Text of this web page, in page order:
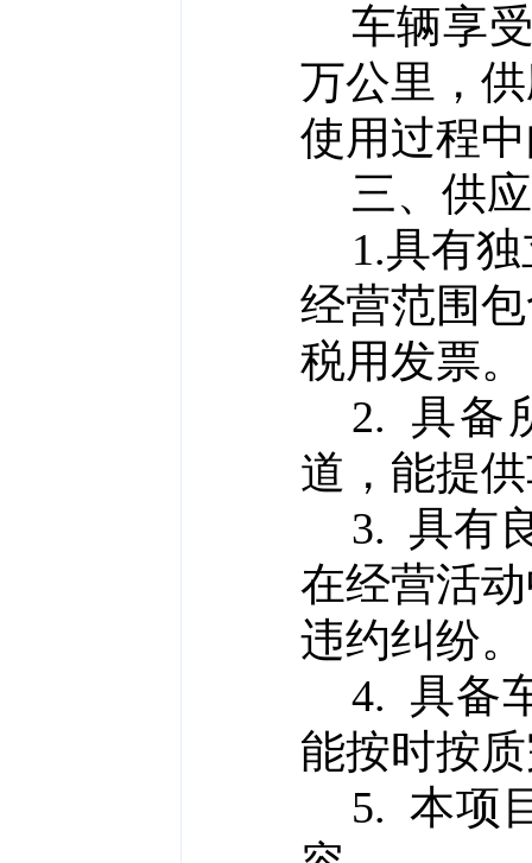
车辆享
万公里，
使用过程
三、供
1.具有
经营范围
税用发票。
2. 具备
道，能提
3. 具有
在经营活
违约纠纷。
4. 具备
能按时按
5. 本项